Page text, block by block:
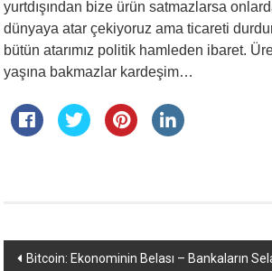
yurtdışından bize ürün satmazlarsa
dünyaya atar çekiyoruz ama ticareti
bütün atarımız politik hamleden ibaret.
yaşına bakmazlar kardeşim…
Yazı
Bitcoin: Ekonominin Belası – Bankaların